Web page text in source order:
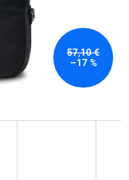
57,10 €
–17 %